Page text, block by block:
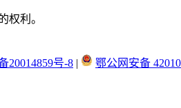
权利。
20014859号-8 | 鄂公网安备